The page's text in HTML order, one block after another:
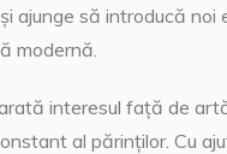
ajunge să introducă noi
modernă.
interesul față de
al părinților. Cu